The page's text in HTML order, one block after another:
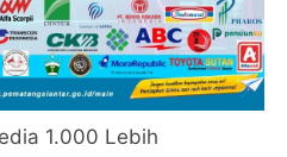
1.000 Lebih